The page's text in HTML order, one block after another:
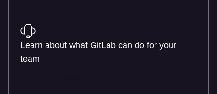
Learn about what GitLab can do for your
team